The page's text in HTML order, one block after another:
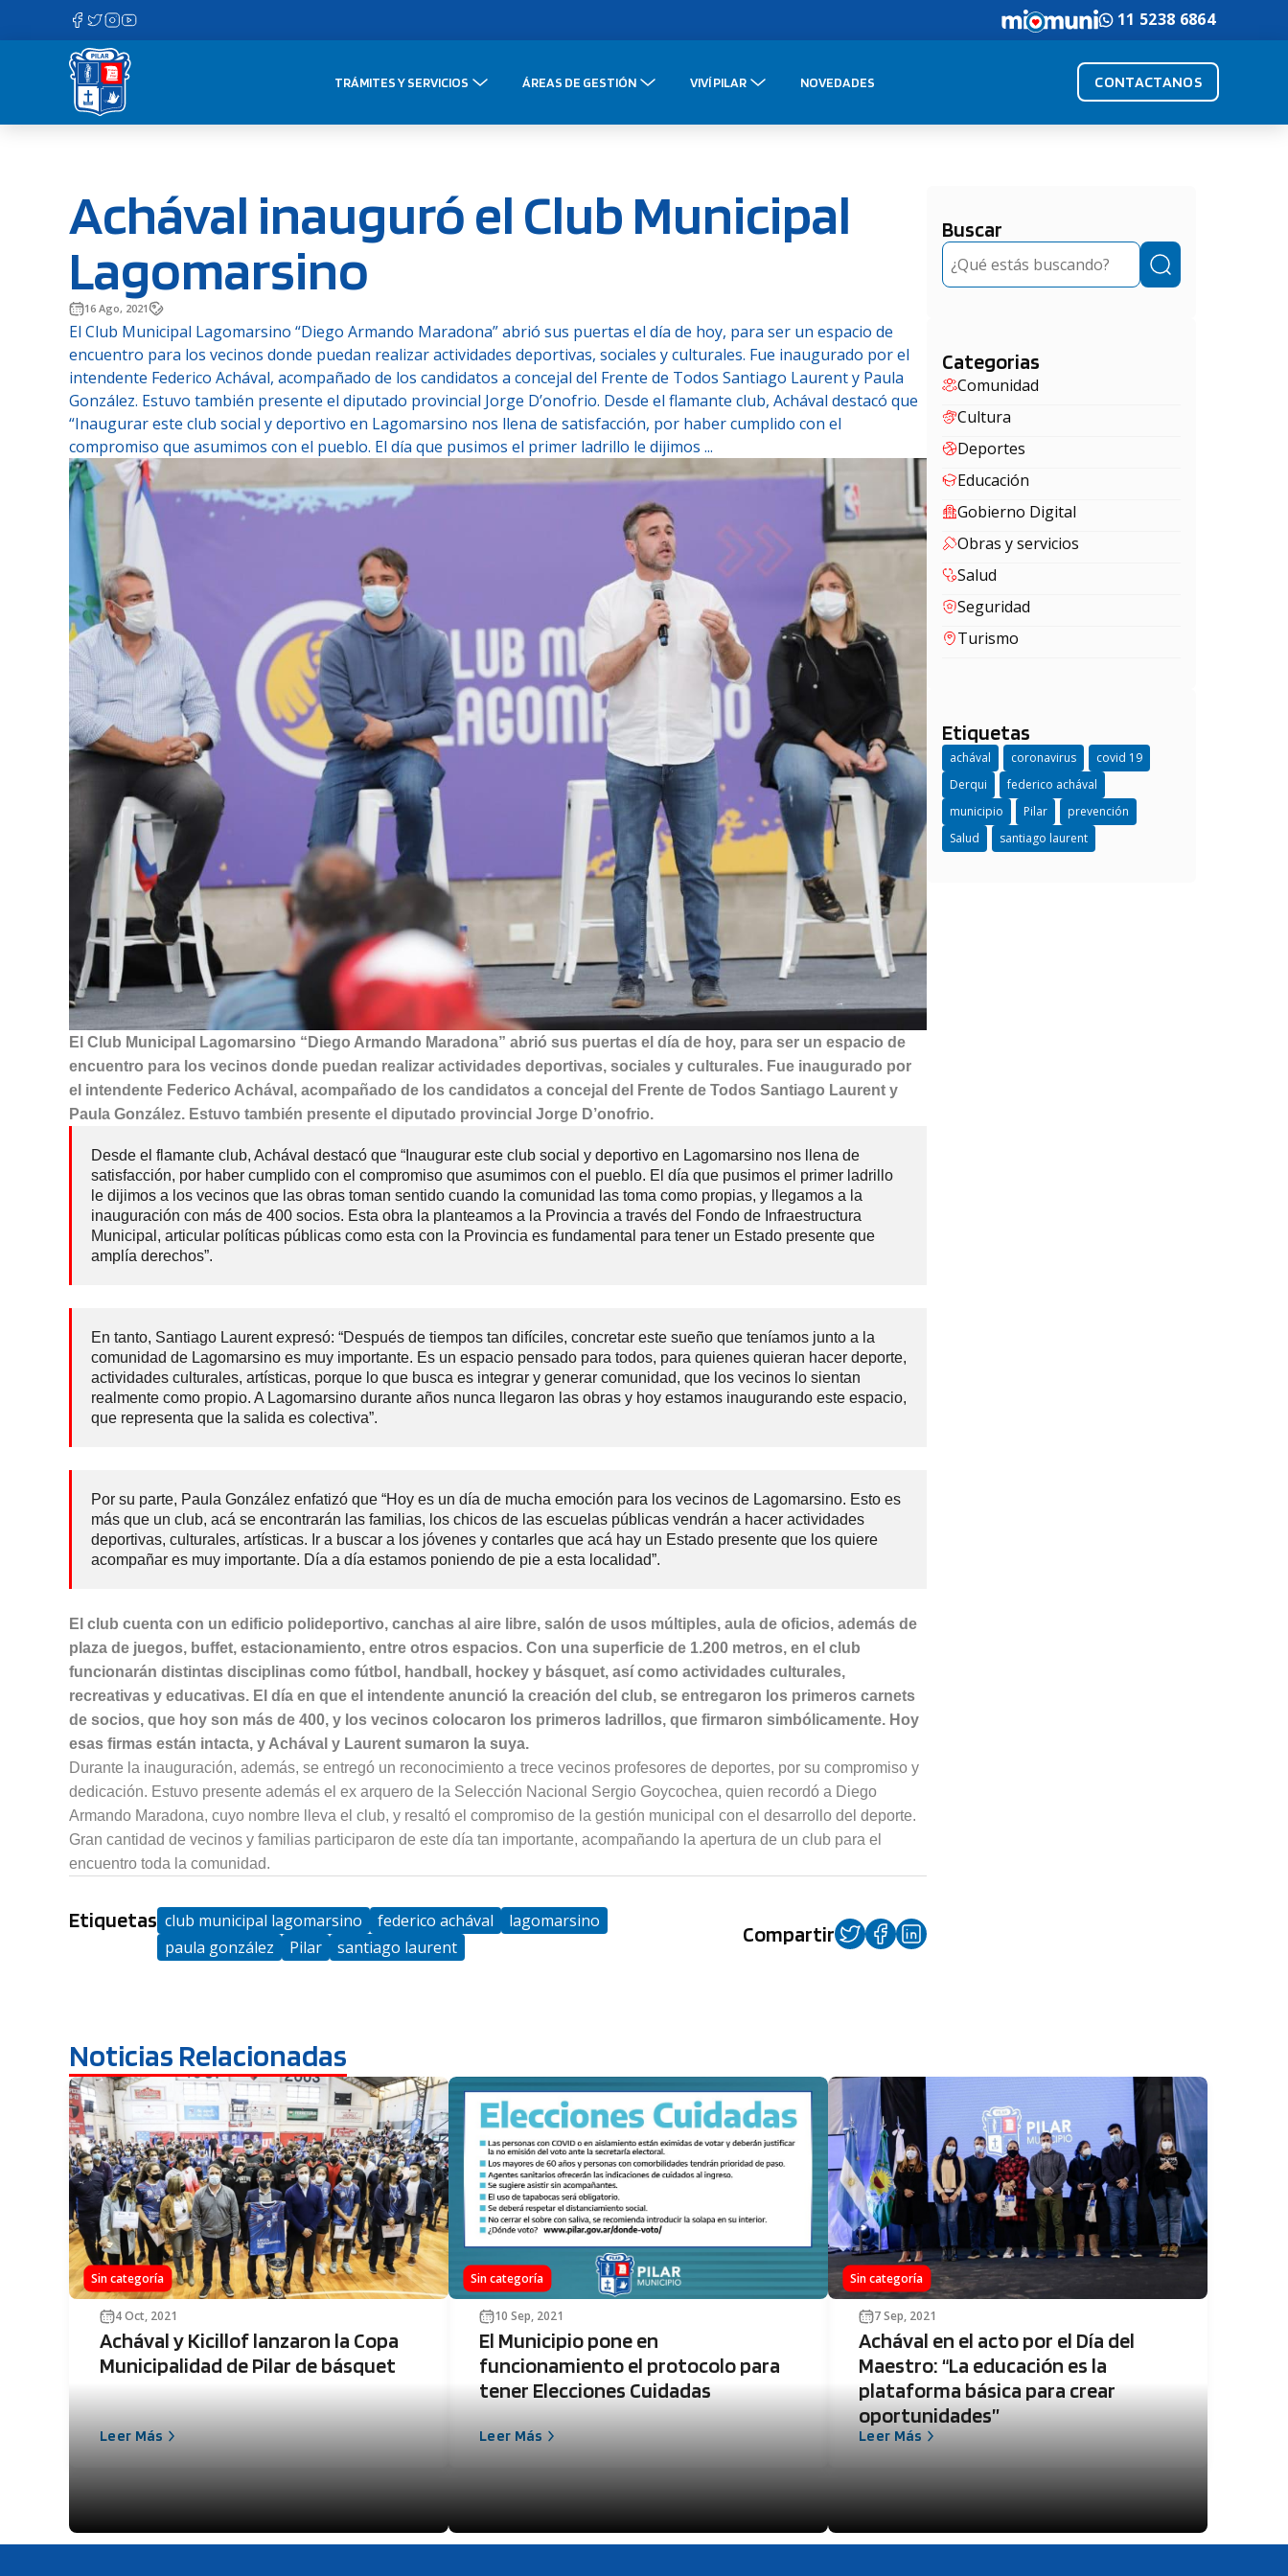
contenido
11 5238 6864
TRÁMITES Y SERVICIOS ÁREAS DE GESTIÓN VIVÍ PILAR NOVEDADES CONTACTANOS
Achával inauguró el Club Municipal
Lagomarsino
16 Ago, 2021
El Club Municipal Lagomarsino “Diego Armando Maradona” abrió sus puertas el día de hoy, para ser un espacio de
encuentro para los vecinos donde puedan realizar actividades deportivas, sociales y culturales. Fue inaugurado por el
intendente Federico Achával, acompañado de los candidatos a concejal del Frente de Todos Santiago Laurent y Paula
González. Estuvo también presente el diputado provincial Jorge D’onofrio. Desde el flamante club, Achával destacó que
“Inaugurar este club social y deportivo en Lagomarsino nos llena de satisfacción, por haber cumplido con el
compromiso que asumimos con el pueblo. El día que pusimos el primer ladrillo le dijimos ...
El Club Municipal Lagomarsino “Diego Armando Maradona” abrió sus puertas el día de hoy, para ser un espacio de
encuentro para los vecinos donde puedan realizar actividades deportivas, sociales y culturales. Fue inaugurado por
el intendente Federico Achával, acompañado de los candidatos a concejal del Frente de Todos Santiago Laurent y
Paula González. Estuvo también presente el diputado provincial Jorge D’onofrio.
Desde el flamante club, Achával destacó que “Inaugurar este club social y deportivo en Lagomarsino nos llena de
satisfacción, por haber cumplido con el compromiso que asumimos con el pueblo. El día que pusimos el primer ladrillo
le dijimos a los vecinos que las obras toman sentido cuando la comunidad las toma como propias, y llegamos a la
inauguración con más de 400 socios. Esta obra la planteamos a la Provincia a través del Fondo de Infraestructura
Municipal, articular políticas públicas como esta con la Provincia es fundamental para tener un Estado presente que
amplía derechos”.
En tanto, Santiago Laurent expresó: “Después de tiempos tan difíciles, concretar este sueño que teníamos junto a la
comunidad de Lagomarsino es muy importante. Es un espacio pensado para todos, para quienes quieran hacer deporte,
actividades culturales, artísticas, porque lo que busca es integrar y generar comunidad, que los vecinos lo sientan
realmente como propio. A Lagomarsino durante años nunca llegaron las obras y hoy estamos inaugurando este espacio,
que representa que la salida es colectiva”.
Por su parte, Paula González enfatizó que “Hoy es un día de mucha emoción para los vecinos de Lagomarsino. Esto es
más que un club, acá se encontrarán las familias, los chicos de las escuelas públicas vendrán a hacer actividades
deportivas, culturales, artísticas. Ir a buscar a los jóvenes y contarles que acá hay un Estado presente que los quiere
acompañar es muy importante. Día a día estamos poniendo de pie a esta localidad”.
El club cuenta con un edificio polideportivo, canchas al aire libre, salón de usos múltiples, aula de oficios, además de
plaza de juegos, buffet, estacionamiento, entre otros espacios. Con una superficie de 1.200 metros, en el club
funcionarán distintas disciplinas como fútbol, handball, hockey y básquet, así como actividades culturales,
recreativas y educativas. El día en que el intendente anunció la creación del club, se entregaron los primeros carnets
de socios, que hoy son más de 400, y los vecinos colocaron los primeros ladrillos, que firmaron simbólicamente. Hoy
esas firmas están intacta, y Achával y Laurent sumaron la suya.
Durante la inauguración, además, se entregó un reconocimiento a trece vecinos profesores de deportes, por su compromiso y
dedicación. Estuvo presente además el ex arquero de la Selección Nacional Sergio Goycochea, quien recordó a Diego
Armando Maradona, cuyo nombre lleva el club, y resaltó el compromiso de la gestión municipal con el desarrollo del deporte.
Gran cantidad de vecinos y familias participaron de este día tan importante, acompañando la apertura de un club para el
encuentro toda la comunidad.
Etiquetas club municipal lagomarsino federico achával
lagomarsino
paula gonzález
Pilar santiago laurent
Compartir
Buscar
Buscar
Categorias
Comunidad
Cultura
Deportes
Educación
Gobierno Digital
Obras y servicios
Salud
Seguridad
Turismo
Etiquetas
achával coronavirus
covid 19
Derqui
federico achával
municipio
Pilar
prevención
Salud
santiago laurent
Noticias Relacionadas
Sin categoría
4 Oct, 2021
Achával y Kicillof lanzaron la Copa
Municipalidad de Pilar de básquet
Leer Más
Sin categoría
10 Sep, 2021
El Municipio pone en
funcionamiento el protocolo para
tener Elecciones Cuidadas
Leer Más
Sin categoría
7 Sep, 2021
Achával en el acto por el Día del
Maestro: “La educación es la
plataforma básica para crear
oportunidades”
Leer Más